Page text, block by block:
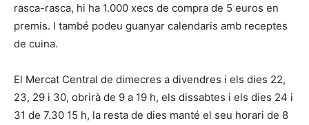
rasca-rasca, hi ha 1.000 xecs de compra de 5 euros en
premis. I també podeu guanyar calendaris amb receptes
de cuina.
El Mercat Central de dimecres a divendres i els dies 22,
23, 29 i 30, obrirà de 9 a 19 h, els dissabtes i els dies 24 i
31 de 7.30 15 h, la resta de dies manté el seu horari de 8